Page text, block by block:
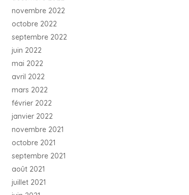
novembre 2022
octobre 2022
septembre 2022
juin 2022
mai 2022
avril 2022
mars 2022
février 2022
janvier 2022
novembre 2021
octobre 2021
septembre 2021
août 2021
juillet 2021